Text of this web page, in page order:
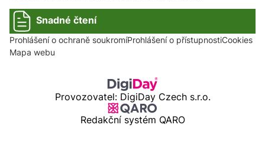
Snadné čtení
Prohlášení o ochraně soukromíProhlášení o přístupnostiCookies
Mapa webu
Provozovatel: DigiDay Czech s.r.o.
Redakční systém QARO